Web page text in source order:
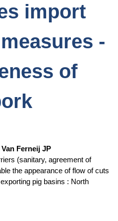
import
-
of
Van Ferneij JP
(sanitary, agreement of
the appearance of flow of cuts
pig basins : North